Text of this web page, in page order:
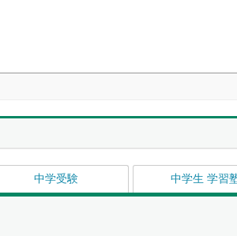
中学受験 中学生 学習